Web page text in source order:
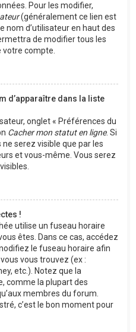
Pour les modifier,
(généralement ce lien est
nom d’utilisateur en haut des
de modifier tous les
compte.
d’apparaître dans la liste
onglet « Préférences du
Cacher mon statut en ligne. Si
serez visible que par les
et vous-même. Vous serez
!
utilise un fuseau horaire
êtes. Dans ce cas, accédez
le fuseau horaire afin
vous trouvez (ex :
etc.). Notez que la
comme la plupart des
membres du forum.
c’est le bon moment pour